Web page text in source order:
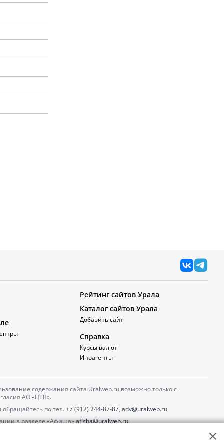
Рейтинг сайтов Урала
Каталог сайтов Урала
Добавить сайт
Справка
Курсы валют
Иноагенты
содержания сайта Uralweb.ru возможно только с
АО «ЦТВ».
по тел. +7 (912) 244-87-87, adv@uralweb.ru
в разделе «Афиша»afisha@uralweb.ru